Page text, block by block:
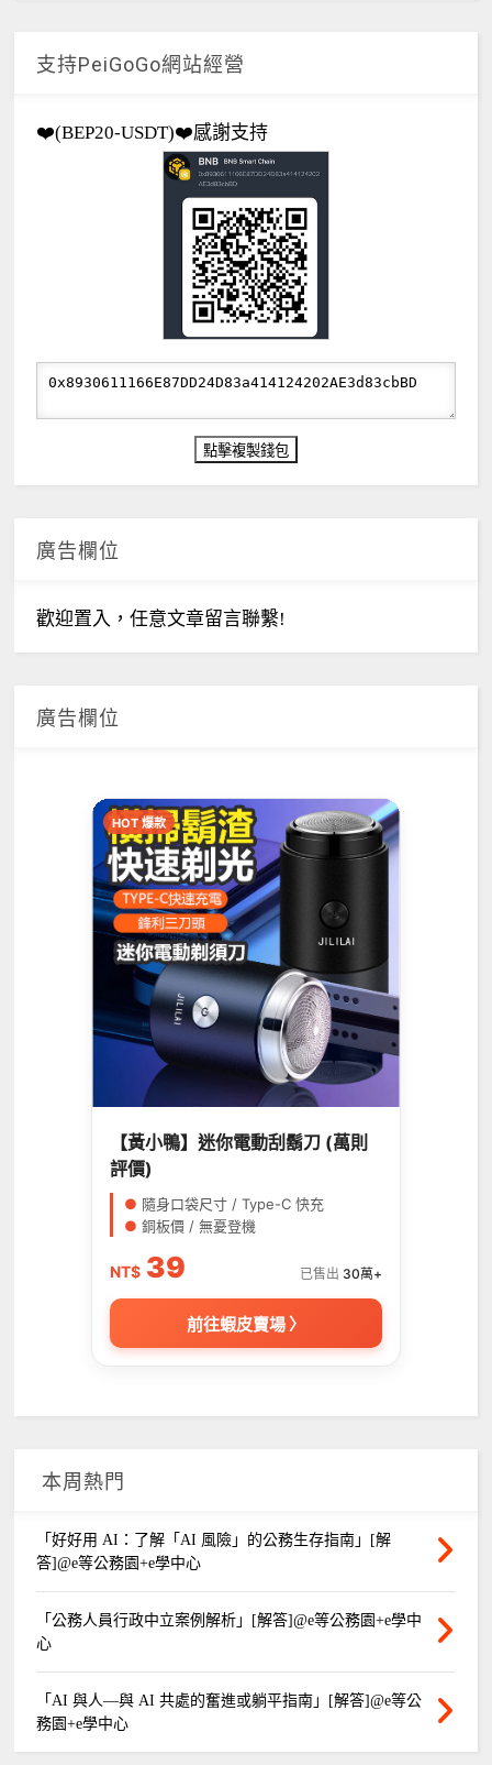
支持PeiGoGo網站經營
❤️(BEP20-USDT)❤️感謝支持
廣告欄位
歡迎置入，任意文章留言聯繫!
廣告欄位
HOT 爆款
【黃小鴨】迷你電動刮鬍刀 (萬則
評價)
● 隨身口袋尺寸 / Type-C 快充
● 銅板價 / 無憂登機
NT$ 39 已售出 30萬+
前往蝦皮賣場 〉
本周熱門
「好好用 AI：了解「AI 風險」的公務生存指南」[解
答]@e等公務園+e學中心
「公務人員行政中立案例解析」[解答]@e等公務園+e學中
心
「AI 與人—與 AI 共處的奮進或躺平指南」[解答]@e等公
務園+e學中心